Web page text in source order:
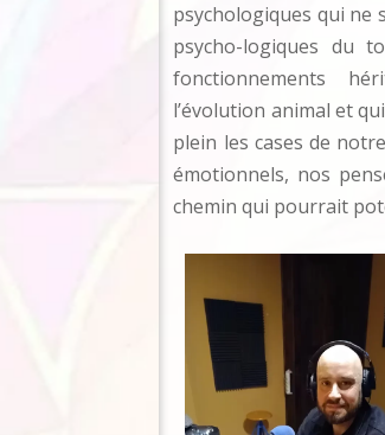
psychologiques qui ne
psycho-logiques du
fonctionnements
l’évolution animal et
plein les cases de
émotionnels, nos
chemin qui pourrait